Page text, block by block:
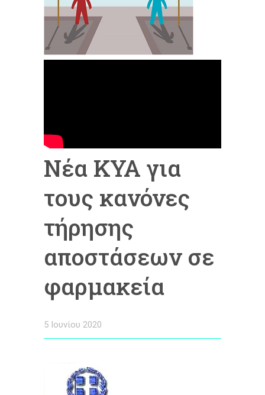
Νέα ΚΥΑ για
τους κανόνες
τήρησης
αποστάσεων σε
φαρμακεία
5 Ιουνίου 2020